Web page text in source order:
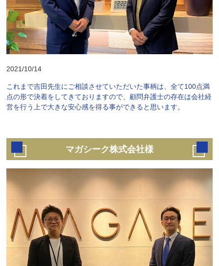
2021/10/14
これまで吉田先生にご相談させていただいた事柄は、全て100点満
点の形で決着をしてきておりますので、顧問弁護士の存在は会社経
営を行う上で大きな安心感を得る事ができると思います。
マガシーク株式会社様